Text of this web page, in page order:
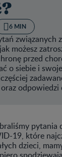
6 MIN
związanych
możesz
przed
o siebie i
odpowiedzi
19, które
dzieci,